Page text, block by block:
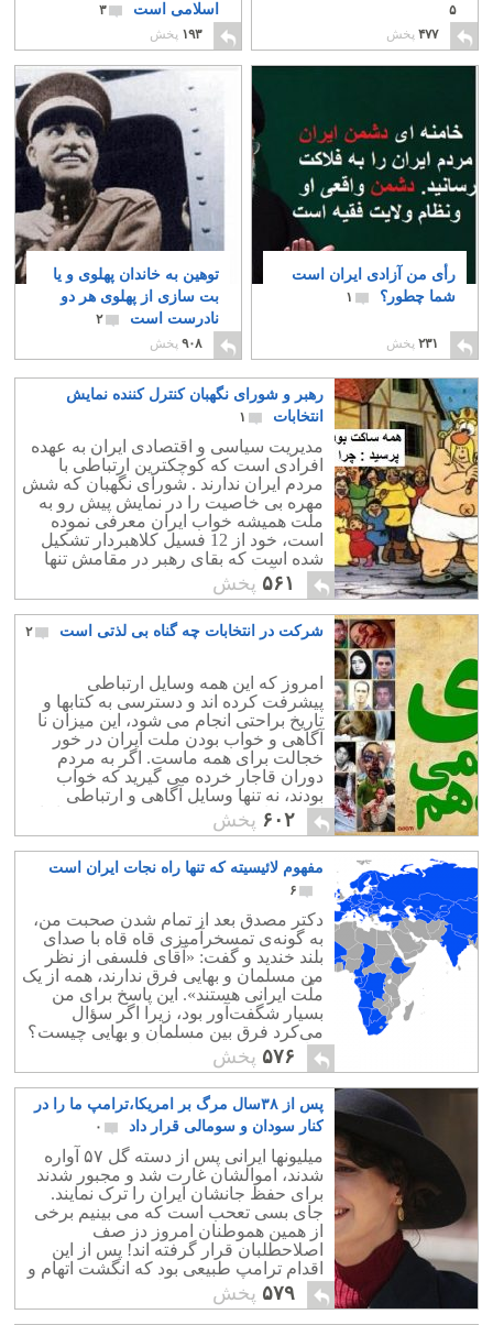
۵
۴۷۷ پخش
اسلامی است
۳
۱۹۳ پخش
رأی من آزادی ایران است
شما چطور؟
۱
۲۳۱ پخش
توهین به خاندان پهلوی و یا
بت سازی از پهلوی هر دو
نادرست است
۲
۹۰۸ پخش
رهبر و شورای نگهبان کنترل کننده نمایش
انتخابات
۱
مدیریت سیاسی و اقتصادی ایران به عهده
افرادی است که کوچکترین ارتباطی با
مردم ایران ندارند . شورای نگهبان که شش
مهره بی خاصیت را در نمایش پیش رو به
ملت همیشه خواب ایران معرفی نموده
است، خود از 12 فسیل کلاهبردار تشکیل
شده است که بقای رهبر در مقامش تنها
دغدغه آنهاست. مردم ایران کوچکترین
دخالتی در این انتصاب ندارند. آشی که
شورای نگهبان برای ملت پخته است در
شش کاسه جداگانه ریخته شده است و به
۵۶۱ پخش
شرکت در انتخابات چه گناه بی لذتی است ۲
امروز که این همه وسایل ارتباطی
پیشرفت کرده اند و دسترسی به کتابها و
تاریخ براحتی انجام می شود، این میزان نا
آگاهی و خواب بودن ملت ایران در خور
خجالت برای همه ماست. اگر به مردم
دوران قاجار خرده می گیرید که خواب
بودند، نه تنها وسایل آگاهی و ارتباطی
امروز را نداشتند بلکه درود به مردم قاجار
که توانستند سربلند انقلاب مشروطه را
بنیان بنهند و از قهقرای سلطان صاحبقران
نجات یافتند. اما ، ما چطور؟ ما که این همه
منابع و وسایل آگاهی دهنده در اختیار
خود عمل نکردیم و دردمان فقط نفت پای
سفره هاست! در حالی که درد واقعی ما
آزادی و سکولاریسم بوده و هست. نفت
سر سفره ها هیچ دردی را دوا نمی کند اگر
که آزادی و سکولاریسم نباشد.
۶۰۲ پخش
مفهوم لائیسیته که تنها راه نجات ایران است
۶
دکتر مصدق بعد از تمام شدن صحبت من،
به گونه‌ی تمسخرآمیزی قاه قاه با صدای
بلند خندید و گفت: «آقای فلسفی از نظر
من مسلمان و بهایی فرق ندارند، همه از یک
ملّت ایرانی هستند». این پاسخ برای من
بسیار شگفت‌آور بود، زیرا اگر سؤال
می‌کرد فرق بین مسلمان و بهایی چیست؟
برایش توضیح می‌دادم، اما با آن خنده
تمسخر‌آمیز و موهن، دیگر جایی برای
صحبت کردن و توضیح دادن باقی نماند، لذا
سکوت کردم، هنگامی که به محضر
آیت‌الله العظمی بروجردی رسیدم و ماجرا
را گفتم، او نیز با حالت تحیّر پیام مصدق را
استماع نمود.
۵۷۶ پخش
پس از ۳۸سال مرگ بر امریکا،ترامپ ما را در
کنار سودان و سومالی قرار داد
۰
میلیونها ایرانی پس از دسته گل ۵۷ آواره
شدند، اموالشان غارت شد و مجبور شدند
برای حفظ جانشان ایران را ترک نمایند.
جای بسی تعحب است که می بینیم برخی
از همین هموطنان امروز دز صف
اصلاحطلبان قرار گرفته اند! پس از این
اقدام ترامپ طبیعی بود که انگشت اتهام و
نکوهش بسوی ترامپ باشد ولی مقصّر
اصلی آیا کسی بجز رهبر بی کیاست و بی
۵۷۹ پخش